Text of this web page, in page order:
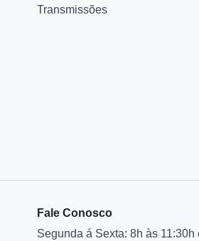
Transmissões
Fale Conosco
Segunda á Sexta: 8h às 11:30h